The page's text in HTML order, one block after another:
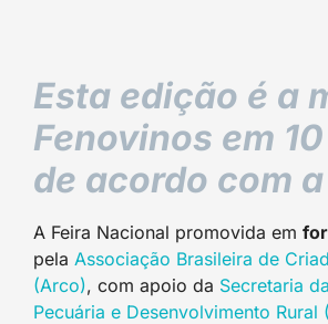
Esta edição é a
Fenovinos em
de acordo com
A Feira Nacional promovida em
pela Associação Brasileira de
(Arco), com apoio da Secretaria
Pecuária e Desenvolvimento Rural